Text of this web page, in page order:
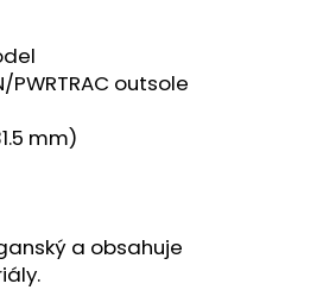
outsole
mm)
a obsahuje